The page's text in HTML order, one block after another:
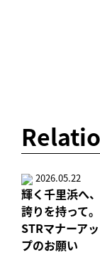
2026.05.22
輝く千里浜へ、
誇りを持って
STRマナーアッ
プのお願い